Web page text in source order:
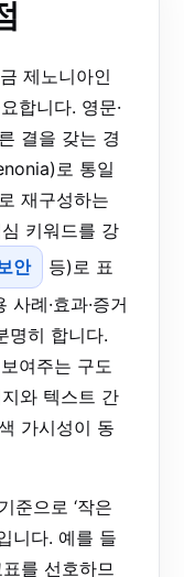
제노니아인
합니다. 영문·
결을 갖는 경
로 통일
재구성하는
키워드를 강
안
등)로 표
례·효과·증거
명히 합니다.
여주는 구도
와 텍스트 간
가시성이 동
준으로 ‘작은
니다. 예를 들
를 선호하므